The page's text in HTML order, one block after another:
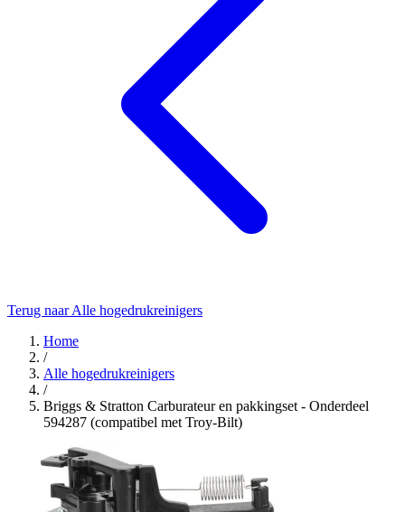
Terug naar Alle hogedrukreinigers
Home
/
Alle hogedrukreinigers
/
Briggs & Stratton Carburateur en pakkingset - Onderdeel
594287 (compatibel met Troy-Bilt)